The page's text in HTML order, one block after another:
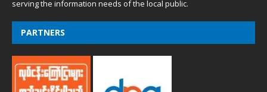
serving the information needs of the local public.
PARTNERS